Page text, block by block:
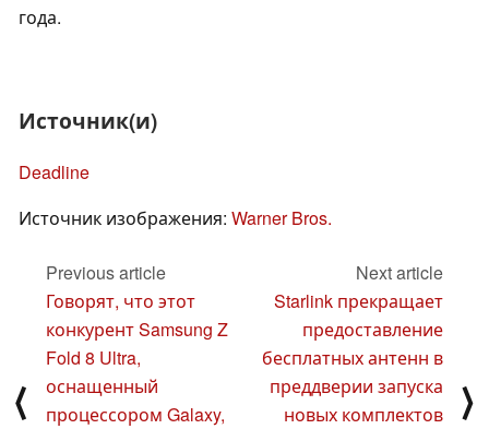
года.
Источник(и)
Deadline
Источник изображения: Warner Bros.
⟨
Previous article
Говорят, что этот
конкурент Samsung Z
Fold 8 Ultra,
оснащенный
процессором Galaxy,
Next article
Starlink прекращает
предоставление
бесплатных антенн в
преддверии запуска
новых комплектов
⟩